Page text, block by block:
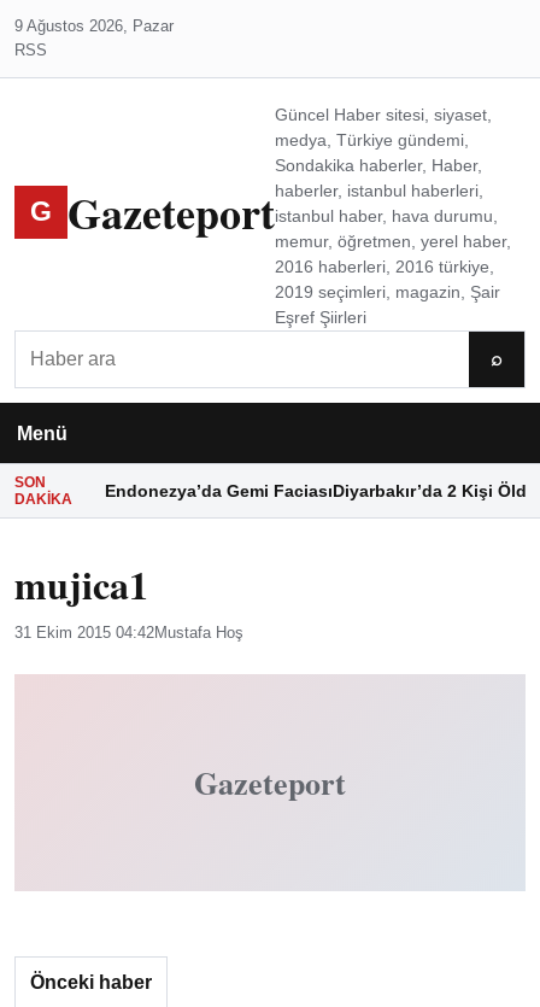
9 Ağustos 2026, Pazar
RSS
G Gazeteport
Güncel Haber sitesi, siyaset,
medya, Türkiye gündemi,
Sondakika haberler, Haber,
haberler, istanbul haberleri,
istanbul haber, hava durumu,
memur, öğretmen, yerel haber,
2016 haberleri, 2016 türkiye,
2019 seçimleri, magazin, Şair
Eşref Şiirleri
⌕
Menü
SON
DAKIKA
Endonezya’da Gemi FaciasıDiyarbakır’da 2 Kişi Öldü
mujica1
31 Ekim 2015 04:42Mustafa Hoş
Gazeteport
Önceki haber